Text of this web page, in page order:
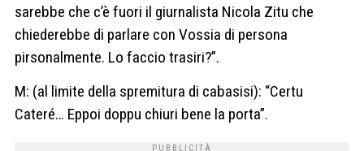
sarebbe che c’è fuori il giurnalista Nicola Zitu che
chiederebbe di parlare con Vossia di persona
pirsonalmente. Lo faccio trasiri?”.
M: (al limite della spremitura di cabasisi): “Certu
Cateré… Eppoi doppu chiuri bene la porta”.